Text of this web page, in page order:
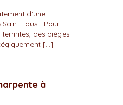
d’une
Faust. Pour
des pièges
[…]
à